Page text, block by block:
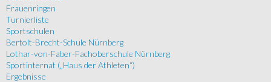
Frauenringen
Turnierliste
Sportschulen
Bertolt-Brecht-Schule Nürnberg
Lothar-von-Faber-Fachoberschule Nürnberg
Sportinternat („Haus der Athleten“)
Ergebnisse